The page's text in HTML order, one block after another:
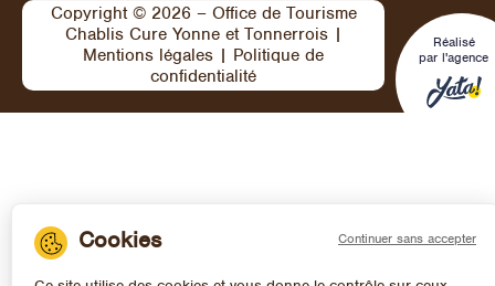
Copyright © 2026 – Office de Tourisme
Chablis Cure Yonne et Tonnerrois |
Mentions légales | Politique de
confidentialité
Réalisé
par l'agence
Continuer sans accepter